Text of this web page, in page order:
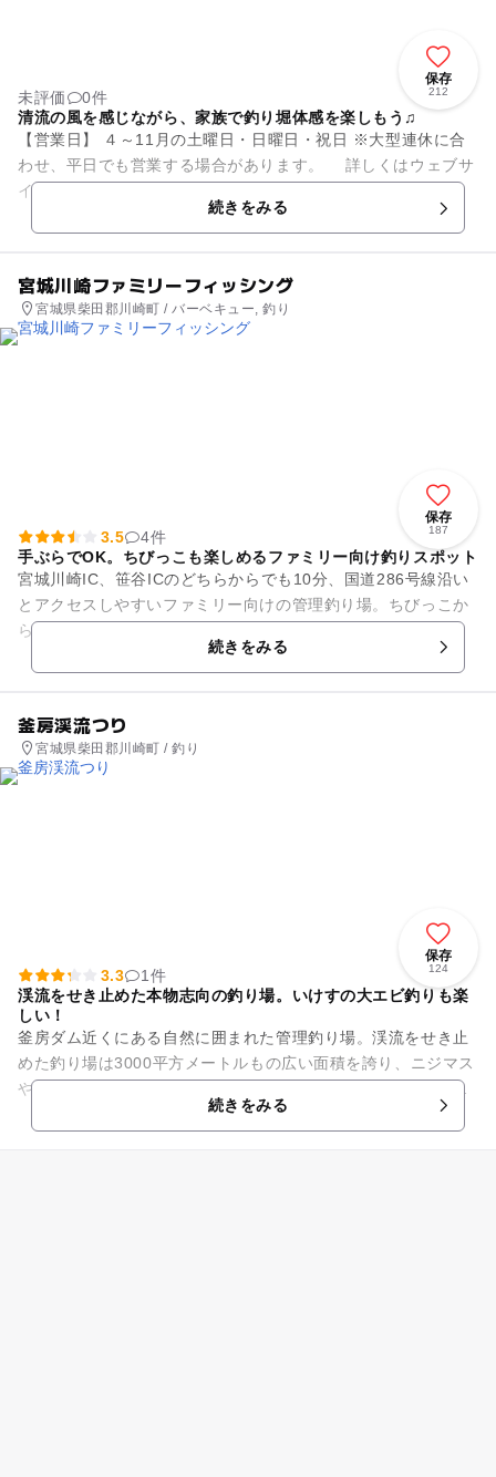
保存
212
未評価
0件
清流の風を感じながら、家族で釣り堀体感を楽しもう♫
【営業日】 ４～11月の土曜日・日曜日・祝日 ※大型連休に合
わせ、平日でも営業する場合があります。 詳しくはウェブサ
イト(https://www.fujikura-tc.com/)の...
続きをみる
宮城川崎ファミリーフィッシング
宮城県柴田郡川崎町 / バーベキュー, 釣り
保存
187
3.5
4件
手ぶらでOK。ちびっこも楽しめるファミリー向け釣りスポット
宮城川崎IC、笹谷ICのどちらからでも10分、国道286号線沿い
とアクセスしやすいファミリー向けの管理釣り場。ちびっこか
らおじいちゃん、おばあちゃんまで3世代でニジマス釣りを楽
続きをみる
釜房渓流つり
宮城県柴田郡川崎町 / 釣り
保存
124
3.3
1件
渓流をせき止めた本物志向の釣り場。いけすの大エビ釣りも楽
しい！
釜房ダム近くにある自然に囲まれた管理釣り場。渓流をせき止
めた釣り場は3000平方メートルもの広い面積を誇り、ニジマス
やイワナが放流されています。貸し竿やエサの販売もあるの
で、気軽にちびっこたちと...続きをみる